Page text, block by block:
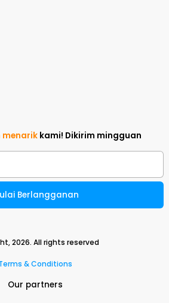
menarik kami! Dikirim mingguan
Berlangganan
2026. All rights reserved
& Conditions
Our partners